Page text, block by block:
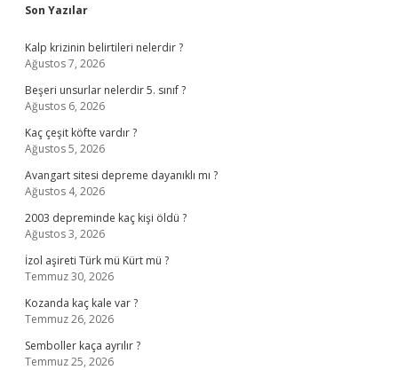
Sidebar
Son Yazılar
Kalp krizinin belirtileri nelerdir ?
Ağustos 7, 2026
Beşeri unsurlar nelerdir 5. sınıf ?
Ağustos 6, 2026
Kaç çeşit köfte vardır ?
Ağustos 5, 2026
Avangart sitesi depreme dayanıklı mı ?
Ağustos 4, 2026
2003 depreminde kaç kişi öldü ?
Ağustos 3, 2026
İzol aşireti Türk mü Kürt mü ?
Temmuz 30, 2026
Kozanda kaç kale var ?
Temmuz 26, 2026
Semboller kaça ayrılır ?
Temmuz 25, 2026